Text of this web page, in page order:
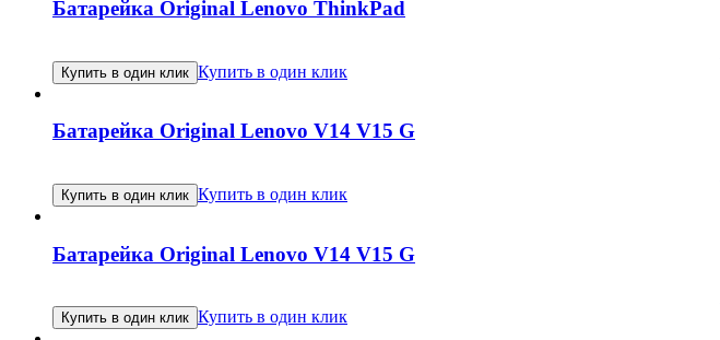
Батарейка Original Lenovo ThinkPad
Купить в один клик Купить в один клик
Батарейка Original Lenovo V14 V15 G
Купить в один клик Купить в один клик
Батарейка Original Lenovo V14 V15 G
Купить в один клик Купить в один клик